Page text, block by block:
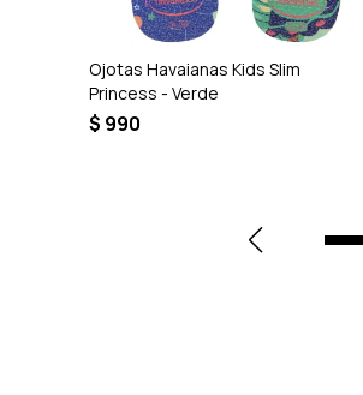
Ojotas Havaianas Kids Slim
Princess - Verde
$ 990